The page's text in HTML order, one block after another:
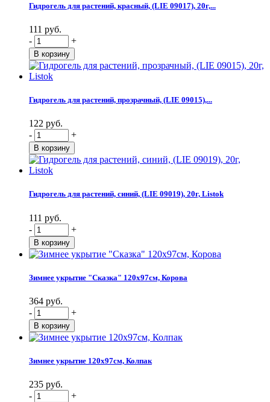
Гидрогель для растений, красный, (LIE 09017), 20г,...
111 руб.
-
+
Гидрогель для растений, прозрачный, (LIE 09015),...
122 руб.
-
+
Гидрогель для растений, синий, (LIE 09019), 20г, Listok
111 руб.
-
+
Зимнее укрытие "Сказка" 120х97см, Корова
364 руб.
-
+
Зимнее укрытие 120х97см, Колпак
235 руб.
-
+